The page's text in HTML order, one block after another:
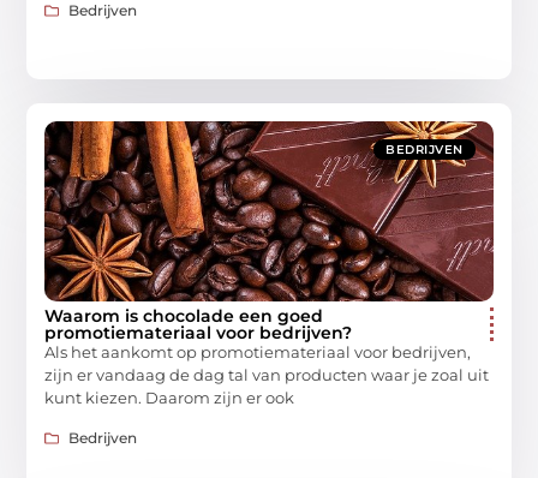
Bedrijven
BEDRIJVEN
Waarom is chocolade een goed
promotiemateriaal voor bedrijven?
Als het aankomt op promotiemateriaal voor bedrijven,
zijn er vandaag de dag tal van producten waar je zoal uit
kunt kiezen. Daarom zijn er ook
Bedrijven